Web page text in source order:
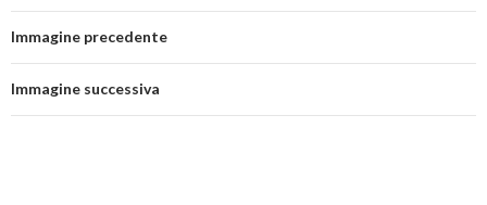
Immagine precedente
Immagine successiva